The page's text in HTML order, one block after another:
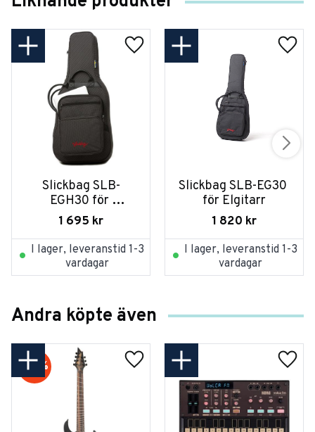
Slickbag SLB-
EGH30 för
Headless Elgitarr
1 695 kr
I lager, leveranstid 1-3
vardagar
Slickbag SLB-EG30
för Elgitarr
1 820 kr
I lager, leveranstid 1-3
vardagar
Andra köpte även
20 %